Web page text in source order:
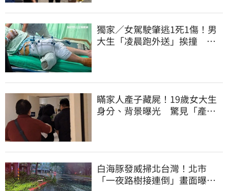
獨家／女駕駛肇逃1死1傷！男
大生「凌晨跑外送」挨撞 媽
瞞家人產子藏屍！19歲女大生
身分、背景曝光 驚見「產檢
白海豚發威掃北台灣！北市
「一夜路樹接連倒」畫面曝